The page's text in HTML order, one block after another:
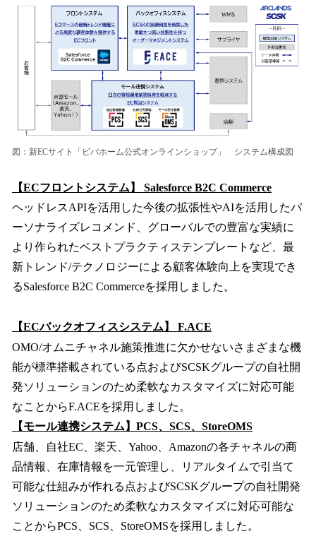
図：新ECサイト「ビバホーム公式オンラインショップ」 システム構成図
【ECフロントシステム】 Salesforce B2C Commerce
ヘッドレスAPIを活用した今後の拡張性やAIを活用したパ
ーソナライズレコメンド、グローバルでの豊富な実績に
より作られたベストプラクティステンプレートなど、最
新トレンド/テクノロジーによる顧客体験向上を実現でき
るSalesforce B2C Commerceを採用しました。
【ECバックオフィスシステム】 F.ACE
OMO/オムニチャネル施策推進に欠かせないさまざまな機
能が標準搭載されている点およびSCSKグループの自社開
発ソリューションのため柔軟なカスタマイズに対応可能
なことからF.ACEを採用しました。
【モール連携システム】PCS、SCS、StoreOMS
店舗、自社EC、楽天、Yahoo、Amazonの各チャネルの商
品情報、在庫情報を一元管理し、リアルタイムで引当て
可能な仕組みが作れる点およびSCSKグループの自社開発
ソリューションのため柔軟なカスタマイズに対応可能な
ことからPCS、SCS、StoreOMSを採用しました。